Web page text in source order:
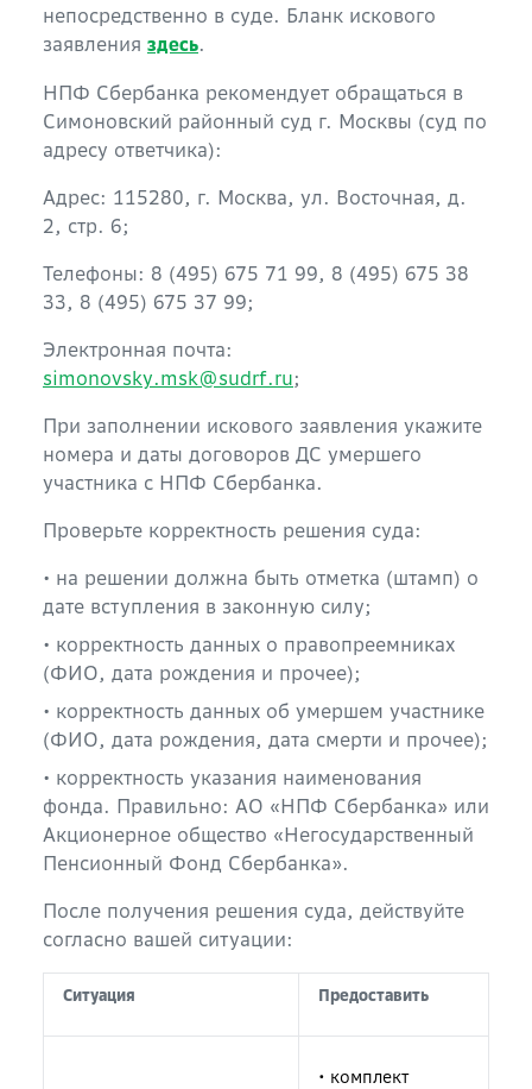
непосредственно в суде. Бланк искового
заявления здесь.
НПФ Сбербанка рекомендует обращаться в
Симоновский районный суд г. Москвы (суд по
адресу ответчика):
Адрес: 115280, г. Москва, ул. Восточная, д.
2, стр. 6;
Телефоны: 8 (495) 675 71 99, 8 (495) 675 38
33, 8 (495) 675 37 99;
Электронная почта:
simonovsky.msk@sudrf.ru;
При заполнении искового заявления укажите
номера и даты договоров ДС умершего
участника с НПФ Сбербанка.
Проверьте корректность решения суда:
• на решении должна быть отметка (штамп) о
дате вступления в законную силу;
• корректность данных о правопреемниках
(ФИО, дата рождения и прочее);
• корректность данных об умершем участнике
(ФИО, дата рождения, дата смерти и прочее);
• корректность указания наименования
фонда. Правильно: АО «НПФ Сбербанка» или
Акционерное общество «Негосударственный
Пенсионный Фонд Сбербанка».
После получения решения суда, действуйте
согласно вашей ситуации:
Ситуация Предоставить
• комплект